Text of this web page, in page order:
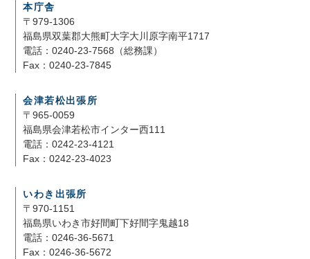
本庁舎
〒979-1306
福島県双葉郡大熊町大字大川原字南平1717
電話：0240-23-7568（総務課）
Fax：0240-23-7845
会津若松出張所
〒965-0059
福島県会津若松市インター西111
電話：0242-23-4121
Fax：0242-23-4023
いわき出張所
〒970-1151
福島県いわき市好間町下好間字鬼越18
電話：0246-36-5671
Fax：0246-36-5672